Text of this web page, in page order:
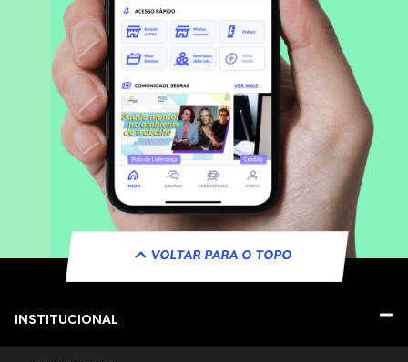
VOLTAR PARA O TOPO
INSTITUCIONAL